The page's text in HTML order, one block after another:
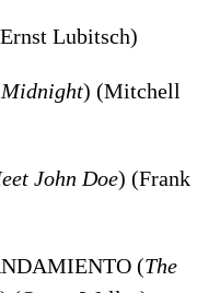
Lubitsch)
Midnight) (Mitchell
John Doe) (Frank
(The